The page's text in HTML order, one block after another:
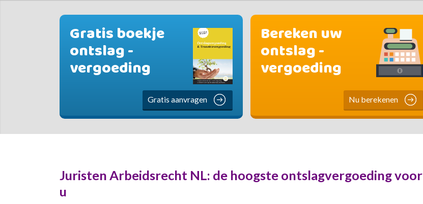
Juristen Arbeidsrecht NL: de hoogste ontslagvergoeding voor
u
Gratis boekje
ontslag -
vergoeding
Gratis aanvragen
Bereken uw
ontslag -
vergoeding
Nu berekenen